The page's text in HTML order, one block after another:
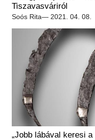
Régészet
Tagintézmények
Felnőttképzés
Közérdekű adatok
Képcsarnok
Adattár
Központi Könyvtár
Tiszavasváriról
Soós Rita— 2021. 04. 08.
„Jobb lábával keresi